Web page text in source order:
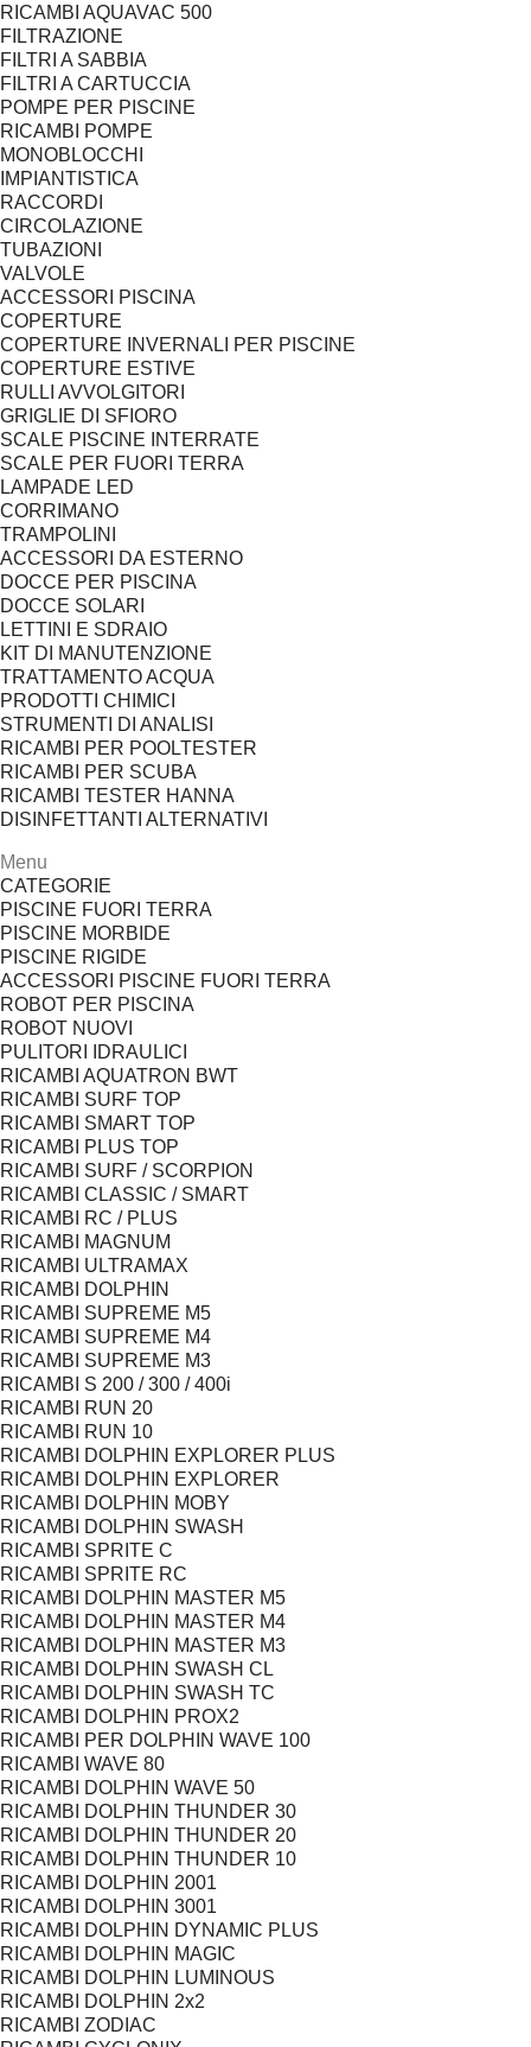
RICAMBI AQUAVAC 500
FILTRAZIONE
FILTRI A SABBIA
FILTRI A CARTUCCIA
POMPE PER PISCINE
RICAMBI POMPE
MONOBLOCCHI
IMPIANTISTICA
RACCORDI
CIRCOLAZIONE
TUBAZIONI
VALVOLE
ACCESSORI PISCINA
COPERTURE
COPERTURE INVERNALI PER PISCINE
COPERTURE ESTIVE
RULLI AVVOLGITORI
GRIGLIE DI SFIORO
SCALE PISCINE INTERRATE
SCALE PER FUORI TERRA
LAMPADE LED
CORRIMANO
TRAMPOLINI
ACCESSORI DA ESTERNO
DOCCE PER PISCINA
DOCCE SOLARI
LETTINI E SDRAIO
KIT DI MANUTENZIONE
TRATTAMENTO ACQUA
PRODOTTI CHIMICI
STRUMENTI DI ANALISI
RICAMBI PER POOLTESTER
RICAMBI PER SCUBA
RICAMBI TESTER HANNA
DISINFETTANTI ALTERNATIVI
Menu
CATEGORIE
PISCINE FUORI TERRA
PISCINE MORBIDE
PISCINE RIGIDE
ACCESSORI PISCINE FUORI TERRA
ROBOT PER PISCINA
ROBOT NUOVI
PULITORI IDRAULICI
RICAMBI AQUATRON BWT
RICAMBI SURF TOP
RICAMBI SMART TOP
RICAMBI PLUS TOP
RICAMBI SURF / SCORPION
RICAMBI CLASSIC / SMART
RICAMBI RC / PLUS
RICAMBI MAGNUM
RICAMBI ULTRAMAX
RICAMBI DOLPHIN
RICAMBI SUPREME M5
RICAMBI SUPREME M4
RICAMBI SUPREME M3
RICAMBI S 200 / 300 / 400i
RICAMBI RUN 20
RICAMBI RUN 10
RICAMBI DOLPHIN EXPLORER PLUS
RICAMBI DOLPHIN EXPLORER
RICAMBI DOLPHIN MOBY
RICAMBI DOLPHIN SWASH
RICAMBI SPRITE C
RICAMBI SPRITE RC
RICAMBI DOLPHIN MASTER M5
RICAMBI DOLPHIN MASTER M4
RICAMBI DOLPHIN MASTER M3
RICAMBI DOLPHIN SWASH CL
RICAMBI DOLPHIN SWASH TC
RICAMBI DOLPHIN PROX2
RICAMBI PER DOLPHIN WAVE 100
RICAMBI WAVE 80
RICAMBI DOLPHIN WAVE 50
RICAMBI DOLPHIN THUNDER 30
RICAMBI DOLPHIN THUNDER 20
RICAMBI DOLPHIN THUNDER 10
RICAMBI DOLPHIN 2001
RICAMBI DOLPHIN 3001
RICAMBI DOLPHIN DYNAMIC PLUS
RICAMBI DOLPHIN MAGIC
RICAMBI DOLPHIN LUMINOUS
RICAMBI DOLPHIN 2x2
RICAMBI ZODIAC